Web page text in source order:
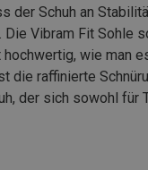
der Schuh an
Vibram Fit Sohle
wie man
die raffinierte
der sich sowohl für